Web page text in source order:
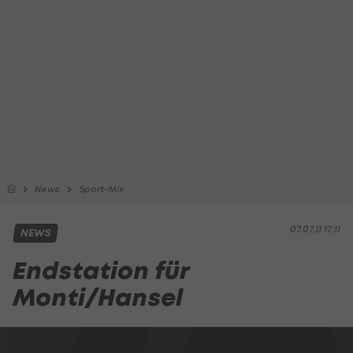
News Sport-Mix
07.07.11 17:11
NEWS
Endstation für
Monti/Hansel